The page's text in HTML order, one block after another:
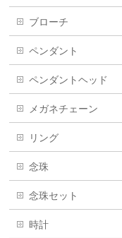
ブローチ
ペンダント
ペンダントヘッド
メガネチェーン
リング
念珠
念珠セット
時計